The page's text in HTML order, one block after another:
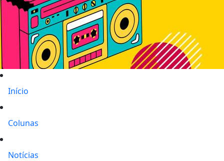
Início
Colunas
Notícias